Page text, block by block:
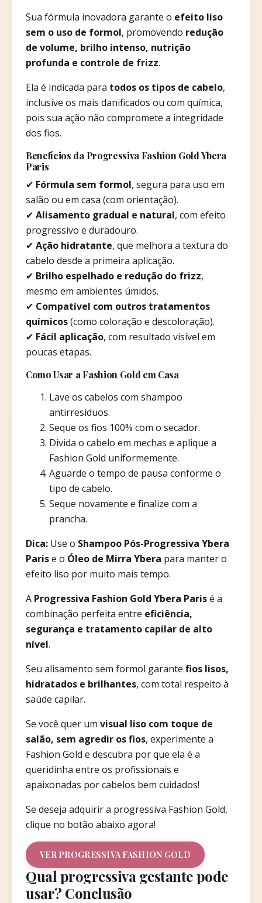
Sua fórmula inovadora garante o efeito liso
sem o uso de formol, promovendo redução
de volume, brilho intenso, nutrição
profunda e controle de frizz.
Ela é indicada para todos os tipos de cabelo,
inclusive os mais danificados ou com química,
pois sua ação não compromete a integridade
dos fios.
Benefícios da Progressiva Fashion Gold Ybera
Paris
✔ Fórmula sem formol, segura para uso em
salão ou em casa (com orientação).
✔ Alisamento gradual e natural, com efeito
progressivo e duradouro.
✔ Ação hidratante, que melhora a textura do
cabelo desde a primeira aplicação.
✔ Brilho espelhado e redução do frizz,
mesmo em ambientes úmidos.
✔ Compatível com outros tratamentos
químicos(como coloração e descoloração).
✔ Fácil aplicação, com resultado visível em
poucas etapas.
Como Usar a Fashion Gold em Casa
Lave os cabelos com shampoo
antirresíduos.
Seque os fios 100% com o secador.
Divida o cabelo em mechas e aplique a
Fashion Gold uniformemente.
Aguarde o tempo de pausa conforme o
tipo de cabelo.
Seque novamente e finalize com a
prancha.
Dica: Use o Shampoo Pós-Progressiva Ybera
Parise o Óleo de Mirra Ybera para manter o
efeito liso por muito mais tempo.
A Progressiva Fashion Gold Ybera Parisé a
combinação perfeita entre eficiência,
segurança e tratamento capilar de alto
nível.
Seu alisamento sem formol garante fios lisos,
hidratados e brilhantes, com total respeito à
saúde capilar.
Se você quer um visual liso com toque de
salão, sem agredir os fios, experimente a
Fashion Gold e descubra por que ela é a
queridinha entre os profissionais e
apaixonadas por cabelos bem cuidados!
Se deseja adquirir a progressiva Fashion Gold,
clique no botão abaixo agora!
VER PROGRESSIVA FASHION GOLD
Qual progressiva gestante pode
usar? Conclusão